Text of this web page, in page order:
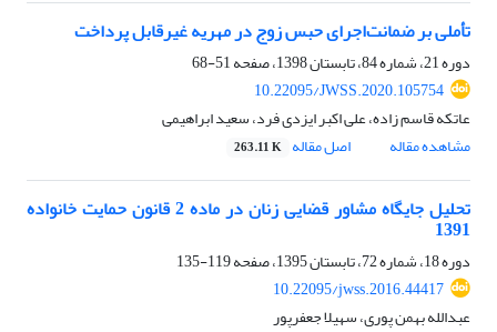
تأملی بر ضمانت‌اجرای حبس زوج در مهریه غیرقابل پرداخت
دوره 21، شماره 84، تابستان 1398، صفحه
51-68
10.22095/JWSS.2020.105754
عاتکه قاسم زاده، علی اکبر ایزدی فرد، سعید ابراهیمی
مشاهده مقاله
اصل مقاله 263.11 K
تحلیل جایگاه مشاور قضایی زنان در ماده 2 قانون حمایت خانواده
1391
دوره 18، شماره 72، تابستان 1395، صفحه
119-135
10.22095/jwss.2016.44417
عبدالله بهمن پوری، سهیلا جعفرپور